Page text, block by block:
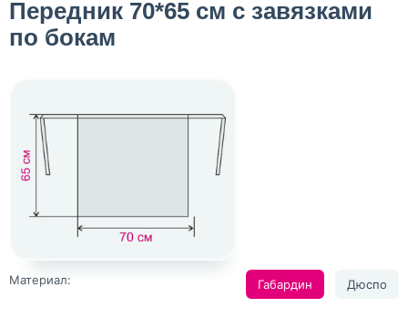
Передник 70*65 см с завязками
по бокам
Материал: Габардин Дюспо